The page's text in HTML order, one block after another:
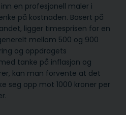
en profesjonell maler i
på kostnaden. Basert på
ligger timesprisen for en
mellom 500 og 900
og oppdragets
tanke på inflasjon og
kan man forvente at det
seg opp mot 1000 kroner per